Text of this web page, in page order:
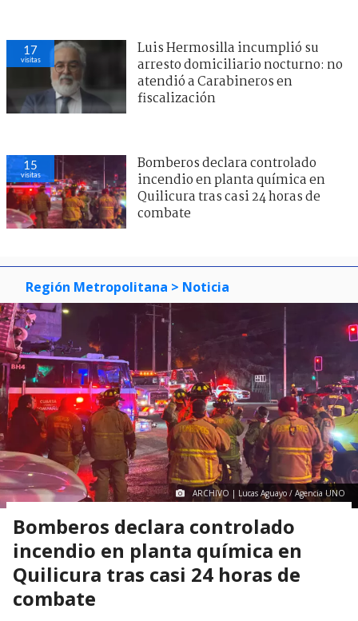
17
visitas
Luis Hermosilla incumplió su
arresto domiciliario nocturno: no
atendió a Carabineros en
fiscalización
15
visitas
Bomberos declara controlado
incendio en planta química en
Quilicura tras casi 24 horas de
combate
Región Metropolitana > Noticia
ARCHIVO | Lucas Aguayo / Agencia UNO
Bomberos declara controlado
incendio en planta química en
Quilicura tras casi 24 horas de
combate